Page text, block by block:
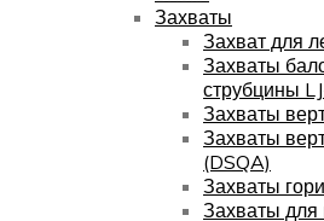
Захваты
Захват для
Захваты
струбцины
Захваты
Захваты
(DSQA)
Захваты
Захваты для